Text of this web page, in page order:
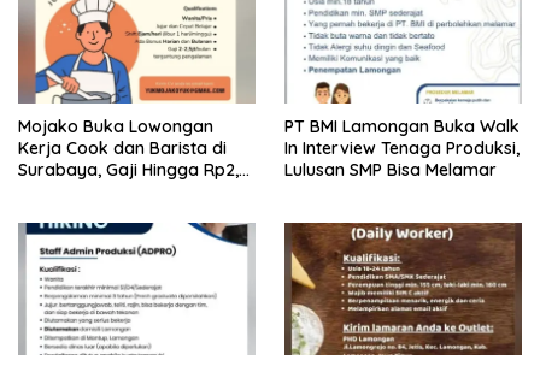
Mojako Buka Lowongan
Kerja Cook dan Barista di
Surabaya, Gaji Hingga Rp2,5
PT BMI Lamongan Buka Walk
In Interview Tenaga Produksi,
Lulusan SMP Bisa Melamar